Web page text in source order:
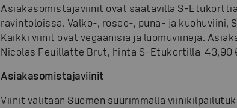
Asiakasomistajaviinit ovat saatavilla S-
ravintoloissa. Valko-, rosee-, puna- ja
Kaikki viinit ovat vegaanisia ja luomuviinejä.
Nicolas Feuillatte Brut, hinta S-Etukortilla 43,90
Asiakasomistajaviinit
Viinit valitaan Suomen suurimmalla